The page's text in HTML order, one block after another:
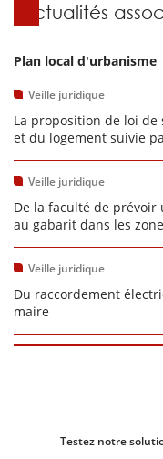
Actualités
Plan local d'urbanisme
Veille juridique
La proposition de loi
et du logement suivie
Veille juridique
De la faculté de prévoir
au gabarit dans les
Veille juridique
Du raccordement
maire
Testez notre